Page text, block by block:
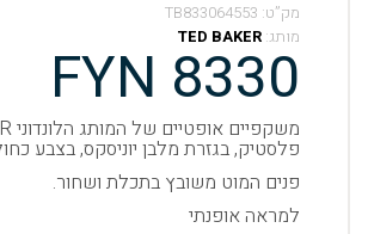
מק”ט: TB833064553
מותג: TED BAKER
FYN 8330
פלסטיק, בגזרת מלבן יוניסקס, בצבע
פנים המוט משובץ בתכלת ושחור.
למראה אופנתי